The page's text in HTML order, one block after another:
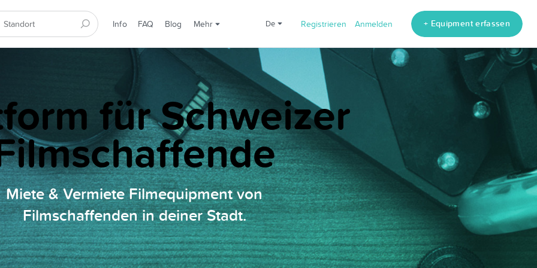
Info FAQ Blog Mehr de Registrieren Anmelden + Equipment erfassen
für Schweizer
Miete & Vermiete Filmequipment von
Filmschaffenden in deiner Stadt.